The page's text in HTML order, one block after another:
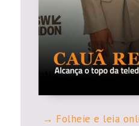
Folheie e leia